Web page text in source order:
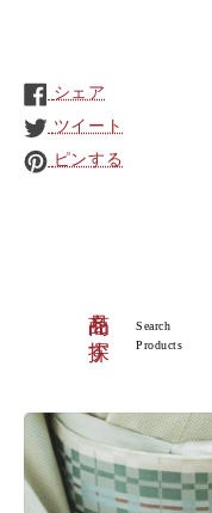
シェア
ツイート
ピンする
商品を探す
Search
Products